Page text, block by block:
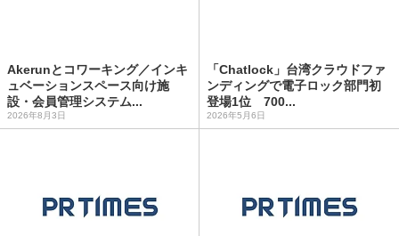
Akerunとコワーキング／インキ
ュベーションスペース向け施
設・会員管理システム...
2026年8月3日
「Chatlock」台湾クラウドファ
ンディングで電子ロック部門初
登場1位 700...
2026年5月6日